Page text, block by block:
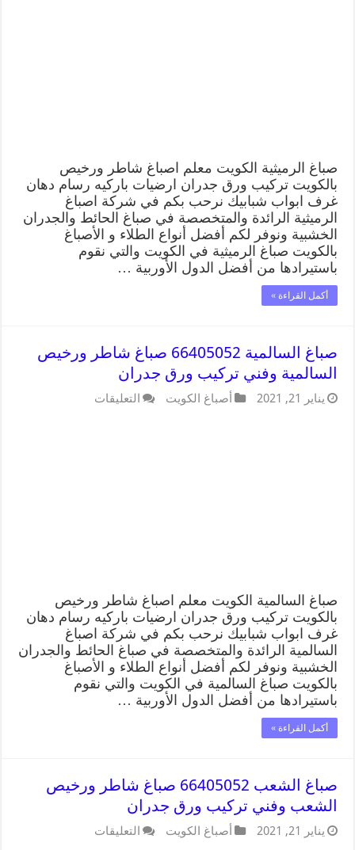
صباغ الرميثية الكويت معلم اصباغ شاطر ورخيص
بالكويت تركيب ورق جدران ارضيات باركيه رسام دهان
غرف ابواب شبابيك نرحب بكم في شركة اصباغ
الرميثية الرائدة والمتخصصة في صباغ الحائط والجدران
الخشبية ونوفر لكم أفضل أنواع الطلاء و الأصباغ
بالكويت صباغ الرميثية في الكويت والتي نقوم
باستيرادها من أفضل الدول الأوربية …
أكمل القراءة »
صباغ السالمية 66405052 صباغ شاطر ورخيص
السالمية وفني تركيب ورق جدران
يناير 21, 2021 أصباغ الكويت التعليقات
صباغ السالمية الكويت معلم اصباغ شاطر ورخيص
بالكويت تركيب ورق جدران ارضيات باركيه رسام دهان
غرف ابواب شبابيك نرحب بكم في شركة اصباغ
السالمية الرائدة والمتخصصة في صباغ الحائط والجدران
الخشبية ونوفر لكم أفضل أنواع الطلاء و الأصباغ
بالكويت صباغ السالمية في الكويت والتي نقوم
باستيرادها من أفضل الدول الأوربية …
أكمل القراءة »
صباغ الشعب 66405052 صباغ شاطر ورخيص
الشعب وفني تركيب ورق جدران
يناير 21, 2021 أصباغ الكويت التعليقات